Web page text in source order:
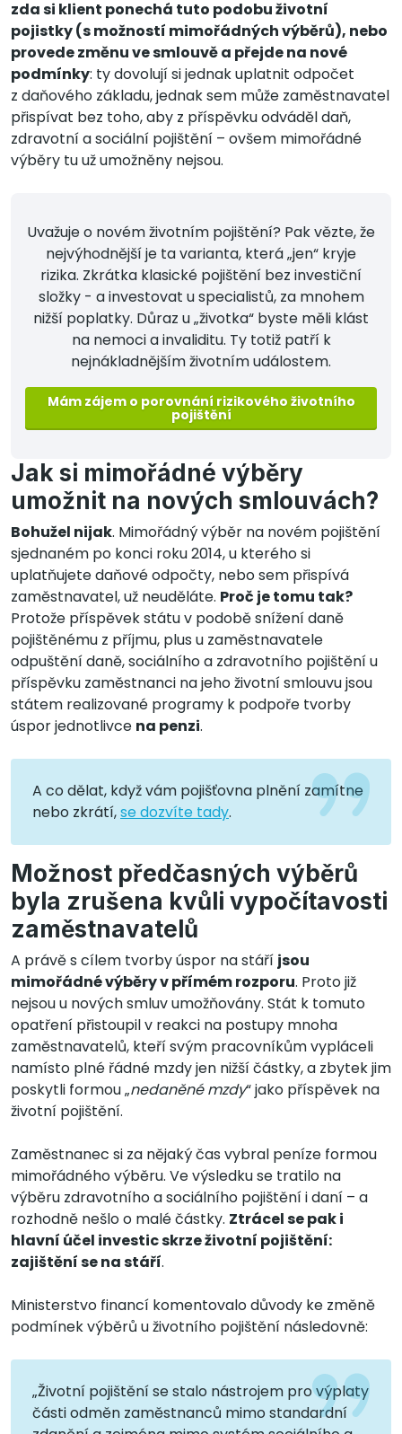
zda si klient ponechá tuto podobu životní
pojistky (s možností mimořádných výběrů), nebo
provede změnu ve smlouvě a přejde na nové
podmínky: ty dovolují si jednak uplatnit odpočet
z daňového základu, jednak sem může zaměstnavatel
přispívat bez toho, aby z příspěvku odváděl daň,
zdravotní a sociální pojištění – ovšem mimořádné
výběry tu už umožněny nejsou.
Uvažuje o novém životním pojištění? Pak vězte, že
nejvýhodnější je ta varianta, která „jen“ kryje
rizika. Zkrátka klasické pojištění bez investiční
složky - a investovat u specialistů, za mnohem
nižší poplatky. Důraz u „životka“ byste měli klást
na nemoci a invaliditu. Ty totiž patří k
nejnákladnějším životním událostem.
Mám zájem o porovnání rizikového životního
pojištění
Jak si mimořádné výběry
umožnit na nových smlouvách?
Bohužel nijak. Mimořádný výběr na novém pojištění
sjednaném po konci roku 2014, u kterého si
uplatňujete daňové odpočty, nebo sem přispívá
zaměstnavatel, už neuděláte. Proč je tomu tak?
Protože příspěvek státu v podobě snížení daně
pojištěnému z příjmu, plus u zaměstnavatele
odpuštění daně, sociálního a zdravotního pojištění u
příspěvku zaměstnanci na jeho životní smlouvu jsou
státem realizované programy k podpoře tvorby
úspor jednotlivce na penzi.
A co dělat, když vám pojišťovna plnění zamítne
nebo zkrátí,se dozvíte tady.
Možnost předčasných výběrů
byla zrušena kvůli vypočítavosti
zaměstnavatelů
A právě s cílem tvorby úspor na stáří jsou
mimořádné výběry v přímém rozporu. Proto již
nejsou u nových smluv umožňovány. Stát k tomuto
opatření přistoupil v reakci na postupy mnoha
zaměstnavatelů, kteří svým pracovníkům vypláceli
namísto plné řádné mzdy jen nižší částky, a zbytek jim
poskytli formou „nedaněné mzdy“ jako příspěvek na
životní pojištění.
Zaměstnanec si za nějaký čas vybral peníze formou
mimořádného výběru. Ve výsledku se tratilo na
výběru zdravotního a sociálního pojištění i daní – a
rozhodně nešlo o malé částky. Ztrácel se pak i
hlavní účel investic skrze životní pojištění:
zajištění se na stáří.
Ministerstvo financí komentovalo důvody ke změně
podmínek výběrů u životního pojištění následovně:
„Životní pojištění se stalo nástrojem pro výplaty
části odměn zaměstnanců mimo standardní